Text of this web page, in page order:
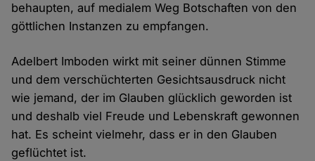
behaupten, auf medialem Weg Botschaften von den
göttlichen Instanzen zu empfangen.
Adelbert Imboden wirkt mit seiner dünnen Stimme
und dem verschüchterten Gesichtsausdruck nicht
wie jemand, der im Glauben glücklich geworden ist
und deshalb viel Freude und Lebenskraft gewonnen
hat. Es scheint vielmehr, dass er in den Glauben
geflüchtet ist.